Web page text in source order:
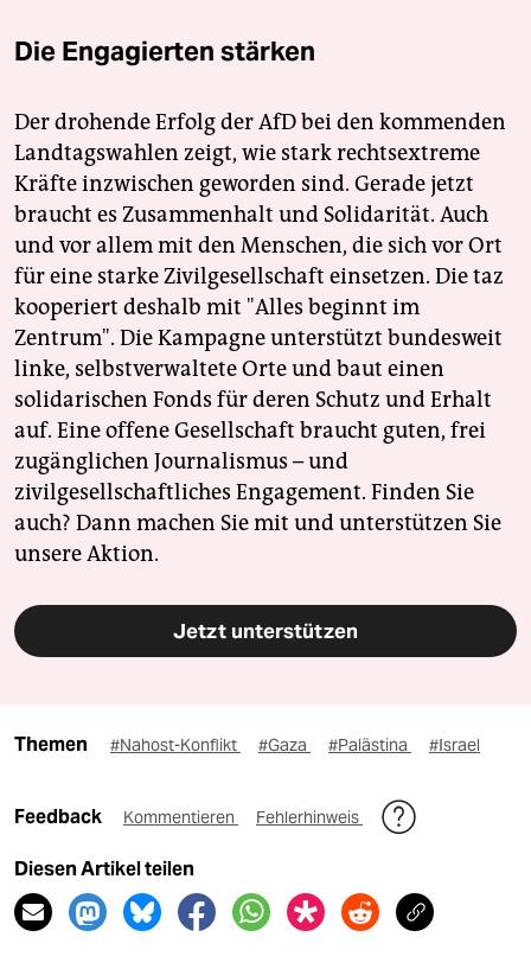
Die Engagierten stärken
Der drohende Erfolg der AfD bei den kommenden
Landtagswahlen zeigt, wie stark rechtsextreme
Kräfte inzwischen geworden sind. Gerade jetzt
braucht es Zusammenhalt und Solidarität. Auch
und vor allem mit den Menschen, die sich vor Ort
für eine starke Zivilgesellschaft einsetzen. Die taz
kooperiert deshalb mit "Alles beginnt im
Zentrum". Die Kampagne unterstützt bundesweit
linke, selbstverwaltete Orte und baut einen
solidarischen Fonds für deren Schutz und Erhalt
auf. Eine offene Gesellschaft braucht guten, frei
zugänglichen Journalismus – und
zivilgesellschaftliches Engagement. Finden Sie
auch? Dann machen Sie mit und unterstützen Sie
unsere Aktion.
Jetzt unterstützen
Themen #Nahost-Konflikt #Gaza #Palästina #Israel
Feedback Kommentieren Fehlerhinweis
Diesen Artikel teilen